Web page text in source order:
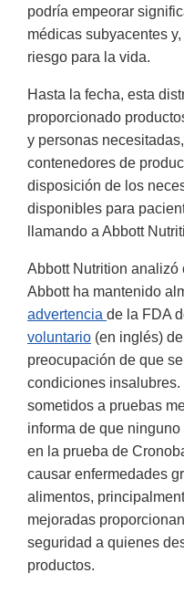
podría empeorar
médicas subyacentes
riesgo para la vida.
Hasta la fecha, esta
proporcionado
y personas
contenedores de
disposición de los
disponibles para
llamando a Abbott
Abbott Nutrition analizó
Abbott ha mantenido
advertencia de la FDA
voluntario (en inglés)
preocupación de que
condiciones
sometidos a pruebas
informa de que
en la prueba de
causar enfermedades
alimentos,
mejoradas
seguridad a quienes
productos.